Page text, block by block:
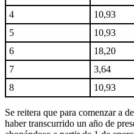
4
10,93
5
10,93
6
18,20
7
3,64
8
10,93
Se reitera que para comenzar a
haber transcurrido un año de